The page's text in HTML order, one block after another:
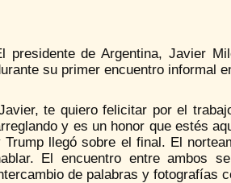
presidente de Argentina, Javier
su primer encuentro informal
te quiero felicitar por el
y es un honor que estés
Trump llegó sobre el final. El
El encuentro entre ambos
de palabras y fotografías